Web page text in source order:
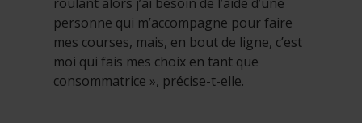
personne qui m’accompagne pour faire
mes courses, mais, en bout de ligne, c’est
moi qui fais mes choix en tant que
consommatrice », précise-t-elle.